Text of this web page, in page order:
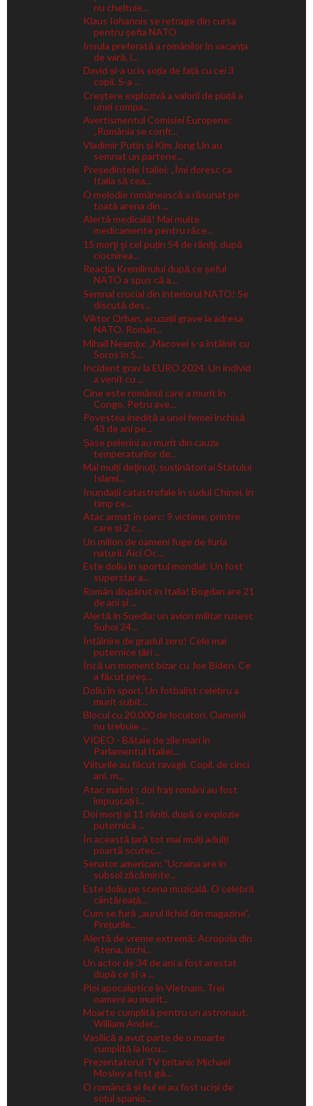
nu cheltuie...
Klaus Iohannis se retrage din cursa
pentru șefia NATO
Insula preferată a românilor în vacanța
de vară, î...
David și-a ucis soția de față cu cei 3
copii. S-a ...
Creștere explozivă a valorii de piață a
unei compa...
Avertismentul Comisiei Europene:
„România se confr...
Vladimir Putin și Kim Jong Un au
semnat un partene...
Președintele Italiei: „Îmi doresc ca
Italia să cea...
O melodie românească a răsunat pe
toată arena din ...
Alertă medicală! Mai multe
medicamente pentru răce...
15 morţi şi cel puțin 54 de răniţi, după
ciocnirea...
Reacția Kremlinului după ce șeful
NATO a spus că a...
Semnal crucial din interiorul NATO! Se
discută des...
Viktor Orban, acuzații grave la adresa
NATO. Român...
Mihail Neamțu: „Macovei s-a întâlnit cu
Soros în S...
Incident grav la EURO 2024. Un individ
a venit cu ...
Cine este românul care a murit în
Congo. Petru ave...
Povestea inedită a unei femei închisă
43 de ani pe...
Șase pelerini au murit din cauza
temperaturilor de...
Mai mulți deţinuţi, susținători ai Statului
Islami...
Inundații catastrofale în sudul Chinei, în
timp ce...
Atac armat în parc: 9 victime, printre
care și 2 c...
Un milion de oameni fuge de furia
naturii. Aici Oc...
Este doliu în sportul mondial: Un fost
superstar a...
Român dispărut în Italia! Bogdan are 21
de ani și ...
Alertă în Suedia: un avion militar rusesc
Suhoi 24...
Întâlnire de gradul zero! Cele mai
puternice țări ...
Încă un moment bizar cu Joe Biden. Ce
a făcut preș...
Doliu în sport. Un fotbalist celebru a
murit subit...
Blocul cu 20.000 de locuitori. Oamenii
nu trebuie ...
VIDEO - Bătaie de zile mari în
Parlamentul Italiei...
Viiturile au făcut ravagii. Copil, de cinci
ani, m...
Atac mafiot : doi frați români au fost
împușcați î...
Doi morți și 11 răniți, după o explozie
puternică ...
În această țară tot mai mulți adulți
poartă scutec...
Senator american: "Ucraina are în
subsol zăcăminte...
Este doliu pe scena muzicală. O celebră
cântăreață...
Cum se fură „aurul lichid din magazine”.
Prețurile...
Alertă de vreme extremă: Acropola din
Atena, închi...
Un actor de 34 de ani a fost arestat
după ce și-a ...
Ploi apocaliptice în Vietnam. Trei
oameni au murit...
Moarte cumplită pentru un astronaut.
William Ander...
Vasilică a avut parte de o moarte
cumplită la locu...
Prezentatorul TV britanic Michael
Mosley a fost gă...
O româncă și fiul ei au fost uciși de
soțul spanio...